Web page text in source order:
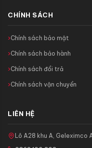
CHÍNH SÁCH
Chính sách bảo mật
Chính sách bảo hành
Chính sách đổi trả
Chính sách vận chuyển
LIÊN HỆ
Lô A28 khu A, Geleximco